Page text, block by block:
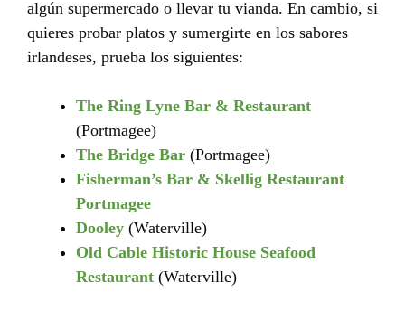
algún supermercado o llevar tu vianda. En cambio, si
quieres probar platos y sumergirte en los sabores
irlandeses, prueba los siguientes:
The Ring Lyne Bar & Restaurant
(Portmagee)
The Bridge Bar (Portmagee)
Fisherman’s Bar & Skellig Restaurant
Portmagee
Dooley (Waterville)
Old Cable Historic House Seafood
Restaurant (Waterville)